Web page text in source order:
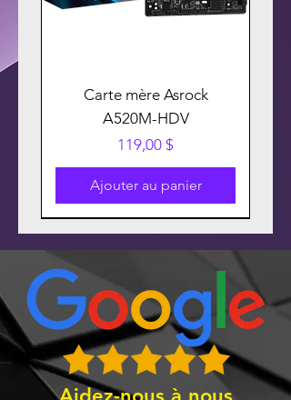
Carte mère Asrock
A520M-HDV
Prix
119,00 $
Ajouter au panier